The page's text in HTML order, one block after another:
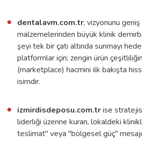
dentalavm.com.tr, vizyonunu
malzemelerinden büyük klinik
şeyi tek bir çatı altında sunmayı
platformlar için; zengin ürün
(marketplace) hacmini ilk bakışta
isimdir.
izmirdisdeposu.com.trise
liderliği üzerine kuran, lokaldeki
teslimat" veya "bölgesel güç"